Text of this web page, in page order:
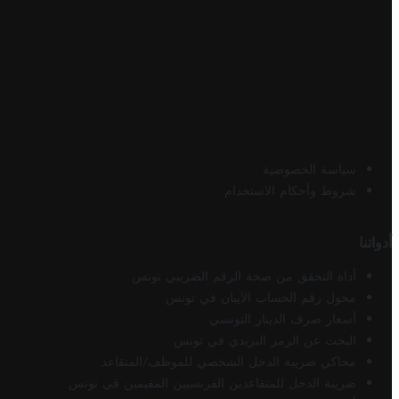
سياسة الخصوصية
شروط وأحكام الاستخدام
أدواتنا
أداة التحقق من صحة الرقم الضريبي تونس
محول رقم الحساب الآيبان في تونس
أسعار صرف الدينار التونسي
البحث عن الرمز البريدي في تونس
محاكي ضريبة الدخل الشخصي للموظف/المتقاعد
ضريبة الدخل للمتقاعدين الفرنسيين المقيمين في تونس